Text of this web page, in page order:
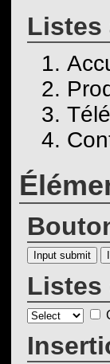
Listes
Listes